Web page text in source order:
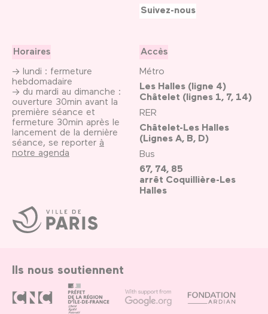
Ville
de
Paris
Horaires
→ lundi : fermeture
hebdomadaire
→ du mardi au dimanche :
ouverture 30min avant la
première séance et
fermeture 30min après le
lancement de la dernière
séance, se reporter à
notre agenda
Accès
Métro
Les Halles (ligne 4)
Châtelet (lignes 1, 7, 14)
RER
Châtelet-Les Halles
(Lignes A, B, D)
Bus
67, 74, 85
arrêt Coquillière-Les
Halles
Suivez-nous
Ils nous soutiennent